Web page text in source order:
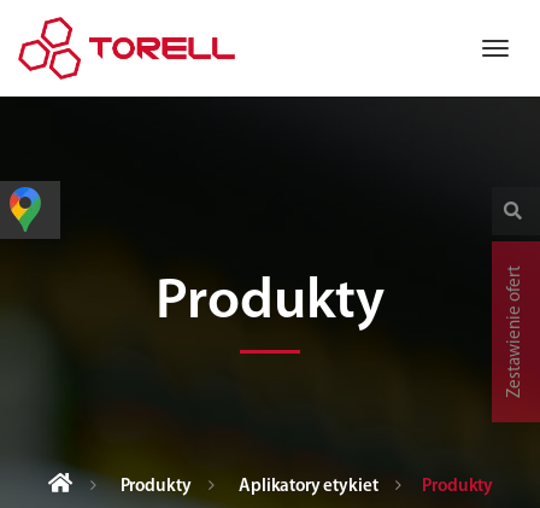
Produkty
Produkty Aplikatory etykiet Produkty
Zestawienie ofert